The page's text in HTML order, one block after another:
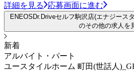
詳細を見る
応募画面に進む
ENEOSDr.Driveセルフ駒沢店(エナジース
のその他の求人を
新着
アルバイト・パート
ユースタイルホーム 町田(世話人